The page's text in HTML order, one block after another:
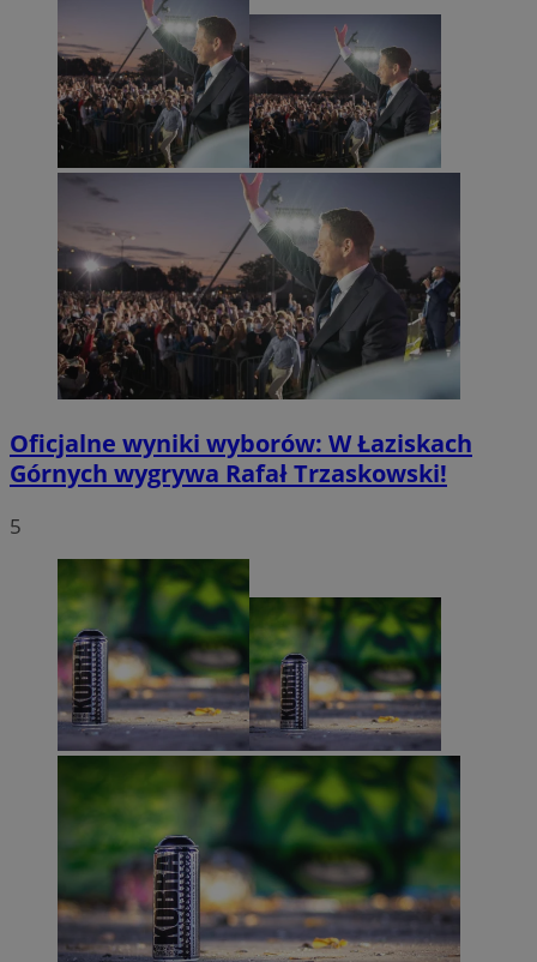
Oficjalne wyniki wyborów: W Łaziskach
Górnych wygrywa Rafał Trzaskowski!
5